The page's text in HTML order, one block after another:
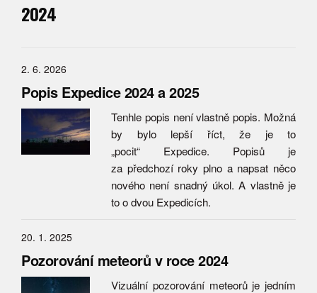
2024
2. 6. 2026
Popis Expedice 2024 a 2025
Tenhle popis není vlastně popis. Možná
by bylo lepší říct, že je to
„pocit“ Expedice. Popisů je
za předchozí roky plno a napsat něco
nového není snadný úkol. A vlastně je
to o dvou Expedicích.
20. 1. 2025
Pozorování meteorů v roce 2024
Vizuální pozorování meteorů je jedním